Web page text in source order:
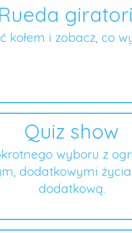
Rueda
kołem i zobacz, co
Quiz show
wyboru z
dodatkowymi
dodatkową.